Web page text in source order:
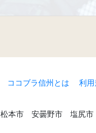
ココブラ信州とは 利
松本市 安曇野市 塩尻市